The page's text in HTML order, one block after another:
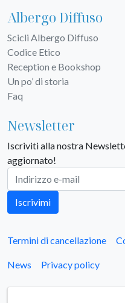
Albergo Diffuso
Scicli Albergo Diffuso
Codice Etico
Reception e Bookshop
Un po’ di storia
Faq
Newsletter
Iscriviti alla nostra
aggiornato!
Iscrivimi
Termini di cancellazione
News Privacy policy